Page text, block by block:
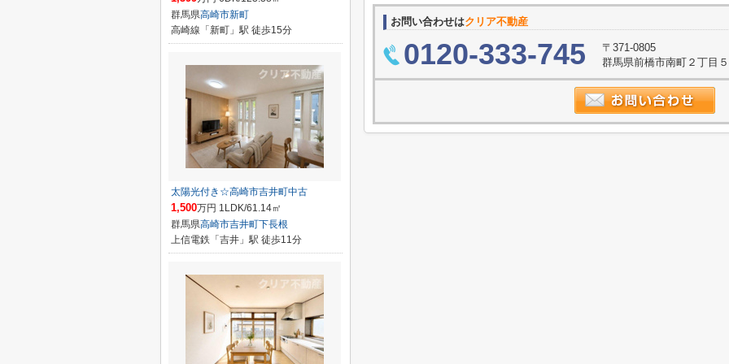
お問い合わせはクリア不動産
0120-333-745
〒371-0805
群馬県前橋市南町２丁目
群馬県高崎市新町
高崎線「新町」駅 徒歩15分
太陽光付き☆高崎市吉井町中古
1,500万円 1LDK/61.14㎡
群馬県高崎市吉井町下長根
上信電鉄「吉井」駅 徒歩11分